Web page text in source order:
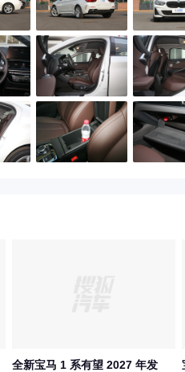
全新宝马 1 系有望 2027 年发